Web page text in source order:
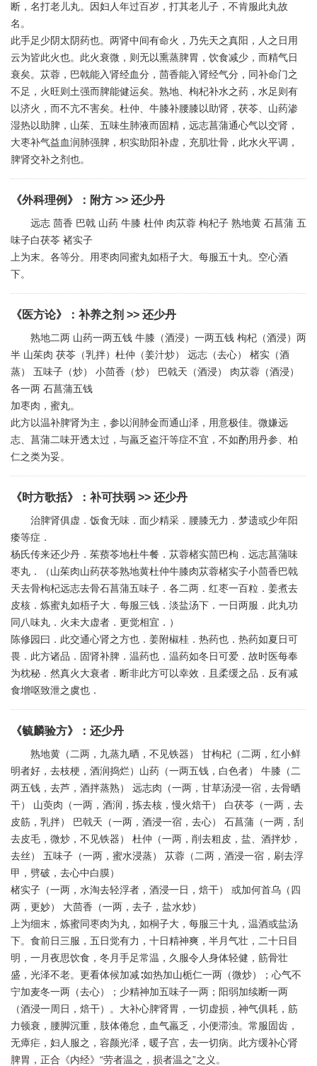
断，名打老儿丸。因妇人年过百岁，打其老儿子，不肯服此丸故
名。
此手足少阴太阴药也。两肾中间有命火，乃先天之真阳，人之日用
云为皆此火也。此火衰微，则无以熏蒸脾胃，饮食减少，而精气日
衰矣。苁蓉，巴戟能入肾经血分，茴香能入肾经气分，同补命门之
不足，火旺则土强而脾能健运矣。熟地、枸杞补水之药，水足则有
以济火，而不亢不害矣。杜仲、牛膝补腰膝以助肾，茯苓、山药渗
湿热以助脾，山茱、五味生肺液而固精，远志菖蒲通心气以交肾，
大枣补气益血润肺强脾，枳实助阳补虚，充肌壮骨，此水火平调，
脾肾交补之剂也。
《外科理例》 ： 附方 >> 还少丹
远志 茴香 巴戟 山药 牛膝 杜仲 肉苁蓉 枸杞子 熟地黄 石菖蒲 五
味子白茯苓 褚实子
上为末。各等分。用枣肉同蜜丸如梧子大。每服五十丸。空心酒
下。
《医方论》 ： 补养之剂 >> 还少丹
熟地二两 山药一两五钱 牛膝（酒浸）一两五钱 枸杞（酒浸）两
半 山茱肉 茯苓（乳拌）杜仲（姜汁炒） 远志（去心） 楮实（酒
蒸） 五味子（炒） 小茴香（炒） 巴戟天（酒浸） 肉苁蓉（酒浸）
各一两 石菖蒲五钱
加枣肉，蜜丸。
此方以温补脾肾为主，参以润肺金而通山泽，用意极佳。微嫌远
志、菖蒲二味开透太过，与羸乏盗汗等症不宜，不如酌用丹参、柏
仁之类为妥。
《时方歌括》 ： 补可扶弱 >> 还少丹
治脾肾俱虚．饭食无味．面少精采．腰膝无力．梦遗或少年阳
痿等症．
杨氏传来还少丹．茱蓣苓地杜牛餐．苁蓉楮实茴巴枸．远志菖蒲味
枣丸．（山茱肉山药茯苓熟地黄杜仲牛膝肉苁蓉楮实子小茴香巴戟
天去骨枸杞远志去骨石菖蒲五味子．各二两．红枣一百粒．姜煮去
皮核．炼蜜丸如梧子大．每服三钱．淡盐汤下．一日两服．此丸功
同八味丸．火未大虚者．更觉相宜．）
陈修园曰．此交通心肾之方也．姜附椒桂．热药也．热药如夏日可
畏．此方诸品．固肾补脾．温药也．温药如冬日可爱．故时医每奉
为枕秘．然真火大衰者．断非此方可以幸效．且柔缓之品．反有减
食增呕致泄之虞也．
《毓麟验方》 ： 还少丹
熟地黄（二两，九蒸九晒，不见铁器） 甘枸杞（二两，红小鲜
明者好，去枝梗，酒润捣烂）山药（一两五钱，白色者） 牛膝（二
两五钱，去芦，酒拌蒸熟） 远志肉（一两，甘草汤浸一宿，去骨晒
干） 山萸肉（一两，酒润，拣去核，慢火焙干） 白茯苓（一两，去
皮筋，乳拌） 巴戟天（一两，酒浸一宿，去心） 石菖蒲（一两，刮
去皮毛，微炒，不见铁器） 杜仲（一两，削去粗皮，盐、酒拌炒，
去丝） 五味子（一两，蜜水浸蒸） 苁蓉（二两，酒浸一宿，刷去浮
甲，劈破，去心中白膜）
楮实子（一两，水淘去轻浮者，酒浸一日，焙干） 或加何首乌（四
两，更妙） 大茴香（一两，去子，盐水炒）
上为细末，炼蜜同枣肉为丸，如桐子大，每服三十丸，温酒或盐汤
下。食前日三服，五日觉有力，十日精神爽，半月气壮，二十日目
明，一月夜思饮食，冬月手足常温，久服令人身体轻健，筋骨壮
盛，光泽不老。更看体候加减∶如热加山栀仁一两（微炒）；心气不
宁加麦冬一两（去心）；少精神加五味子一两；阳弱加续断一两
（酒浸一周日，焙干）。大补心脾肾胃，一切虚损，神气俱耗，筋
力顿衰，腰脚沉重，肢体倦怠，血气羸乏，小便滞浊。常服固齿，
无瘴疟，妇人服之，容颜光泽，暖子宫，去一切病。此方缓补心肾
脾胃，正合《内经》“劳者温之，损者温之”之义。